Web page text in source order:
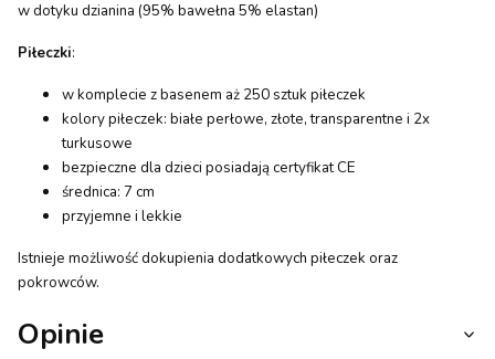
w dotyku dzianina (95% bawełna 5% elastan)
Piłeczki:
w komplecie z basenem aż 250 sztuk piłeczek
kolory piłeczek: białe perłowe, złote, transparentne i 2x
turkusowe
bezpieczne dla dzieci posiadają certyfikat CE
średnica: 7 cm
przyjemne i lekkie
Istnieje możliwość dokupienia dodatkowych piłeczek oraz
pokrowców.
Opinie